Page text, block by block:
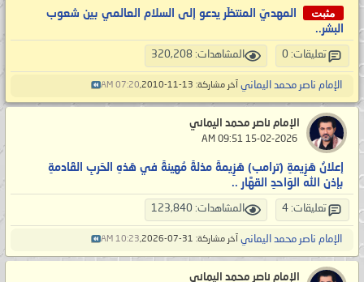
مثبت
المهديّ المنتظَر يدعو إلى السلام العالمي بين شعوب
البشر..
تعليقات: 0 المشاهدات: 320,208
الإمام ناصر محمد اليماني آخر مشاركة: 13-11-2010, 07:20 AM
الإمام ناصر محمد اليماني
إعلانُ هَزِيمةِ (ترامب) هَزِيمةً مذلةً مُهينةً في هَذهِ الحَربِ القَادمةِ
بإذن الله الوَاحدِ القهَّار ..
تعليقات: 4 المشاهدات: 123,840
الإمام ناصر محمد اليماني آخر مشاركة: 31-07-2026, 10:23 AM
الإمام ناصر محمد اليماني